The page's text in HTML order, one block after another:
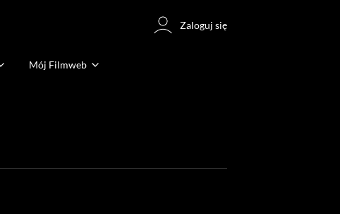
Zaloguj się
Mój Filmweb